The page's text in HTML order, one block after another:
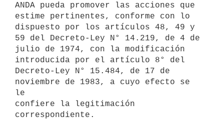
ANDA pueda promover las acciones que
estime pertinentes, conforme con lo
dispuesto por los artículos 48, 49 y
59 del Decreto-Ley N° 14.219, de 4 de
julio de 1974, con la modificación
introducida por el artículo 8° del
Decreto-Ley N° 15.484, de 17 de
noviembre de 1983, a cuyo efecto se
le
confiere la legitimación
correspondiente.